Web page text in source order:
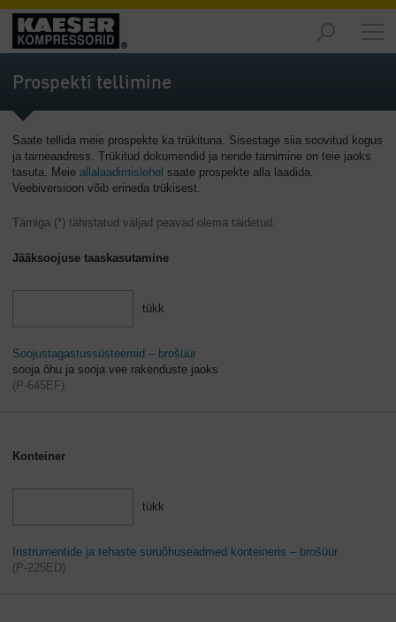
Turud
-
Ülevaade
-
Ülevaade
-
-
Ettevõte
-
Ülevaade
Prospekti tellimine
Saate tellida meie prospekte ka trükituna. Sisestage siia soovitud kogus
ja tarneaadress. Trükitud dokumendid ja nende tarnimine on teie jaoks
tasuta. Meie allalaadimislehel saate prospekte alla laadida.
Veebiversioon võib erineda trükisest.
Tärniga (*) tähistatud väljad peavad olema täidetud.
Jääksoojuse taaskasutamine
tükk
Soojustagastussüsteemid – brošüür
sooja õhu ja sooja vee rakenduste jaoks
(P-645EF)
Konteiner
tükk
Instrumentide ja tehaste suruõhuseadmed konteineris – brošüür
(P-225ED)